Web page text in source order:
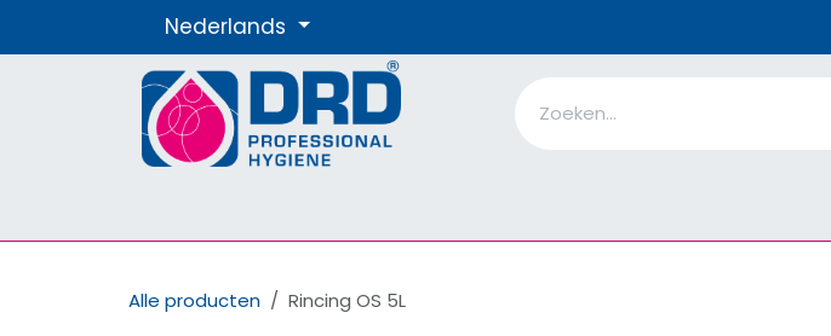
Nederlands
Alle producten Rincing OS 5L